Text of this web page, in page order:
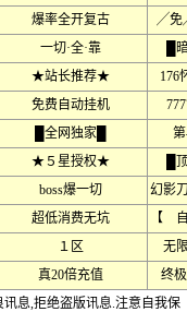
爆率全开复古
╱
一切·全·靠
█
★站长推荐★
176
免费自动挂机
█全网独家█
★５星授权★
█
boss爆一切
幻影
超低消费无坑
【
１区
无
真20倍充值
终
息,拒绝盗版讯息.注意自我保